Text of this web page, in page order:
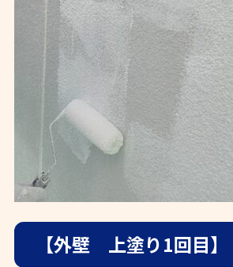
【外壁 上塗り1回目】